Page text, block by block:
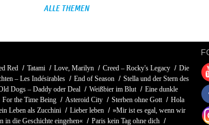
ALLE THEMEN
Red Tatami Love, Marilyn Creed – Rocky's Legacy
Die
– Les Indésirables
End of Season
Stella und der Stern des
Dogs – Daddy oder Deal Weißbier im Blut
Eine dunkle
For the Time Being Asteroid City Sterben ohne Gott
Hola
Leben als Zucchini Lieber leben
»Mir ist es egal, wenn wir
in die Geschichte eingehen«
Paris kein Tag ohne dich